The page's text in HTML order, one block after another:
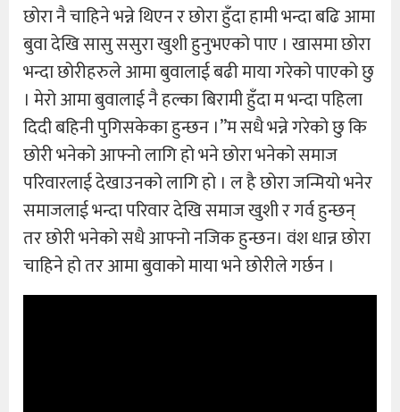
छोरा नै चाहिने भन्ने थिएन र छोरा हुँदा हामी भन्दा बढि आमा
बुवा देखि सासु ससुरा खुशी हुनुभएको पाए । खासमा छोरा
भन्दा छोरीहरुले आमा बुवालाई बढी माया गरेको पाएको छु
। मेरो आमा बुवालाई नै हल्का बिरामी हुँदा म भन्दा पहिला
दिदी बहिनी पुगिसकेका हुन्छन ।”म सधै भन्ने गरेको छु कि
छोरी भनेको आफ्नो लागि हो भने छोरा भनेको समाज
परिवारलाई देखाउनको लागि हो । ल है छोरा जन्मियो भनेर
समाजलाई भन्दा परिवार देखि समाज खुशी र गर्व हुन्छन्
तर छोरी भनेको सधै आफ्नो नजिक हुन्छन। वंश धान्न छोरा
चाहिने हो तर आमा बुवाको माया भने छोरीले गर्छन ।